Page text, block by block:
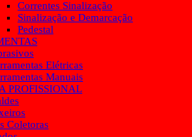
Correntes Sinalização
Sinalização e Demarcação
Pedestal
Elétricas
Manuais
PROFISSIONAL
Coletoras